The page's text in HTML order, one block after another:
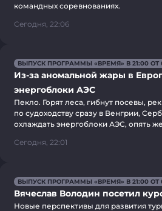
командных соревнованиях.
Сегодня, 22:06
ВЫПУСК ПРОГРАММЫ «ВРЕМЯ» В 21:00 ОТ
Из-за аномальной жары в
энергоблоки АЭС
Пекло. Горят леса, гибнут посевы,
по судоходству сразу в Венгрии,
охлаждать энергоблоки АЭС, опять
Сегодня, 22:01
ВЫПУСК ПРОГРАММЫ «ВРЕМЯ» В 21:00 ОТ
Вячеслав Володин посетил
Новые перспективы для развития